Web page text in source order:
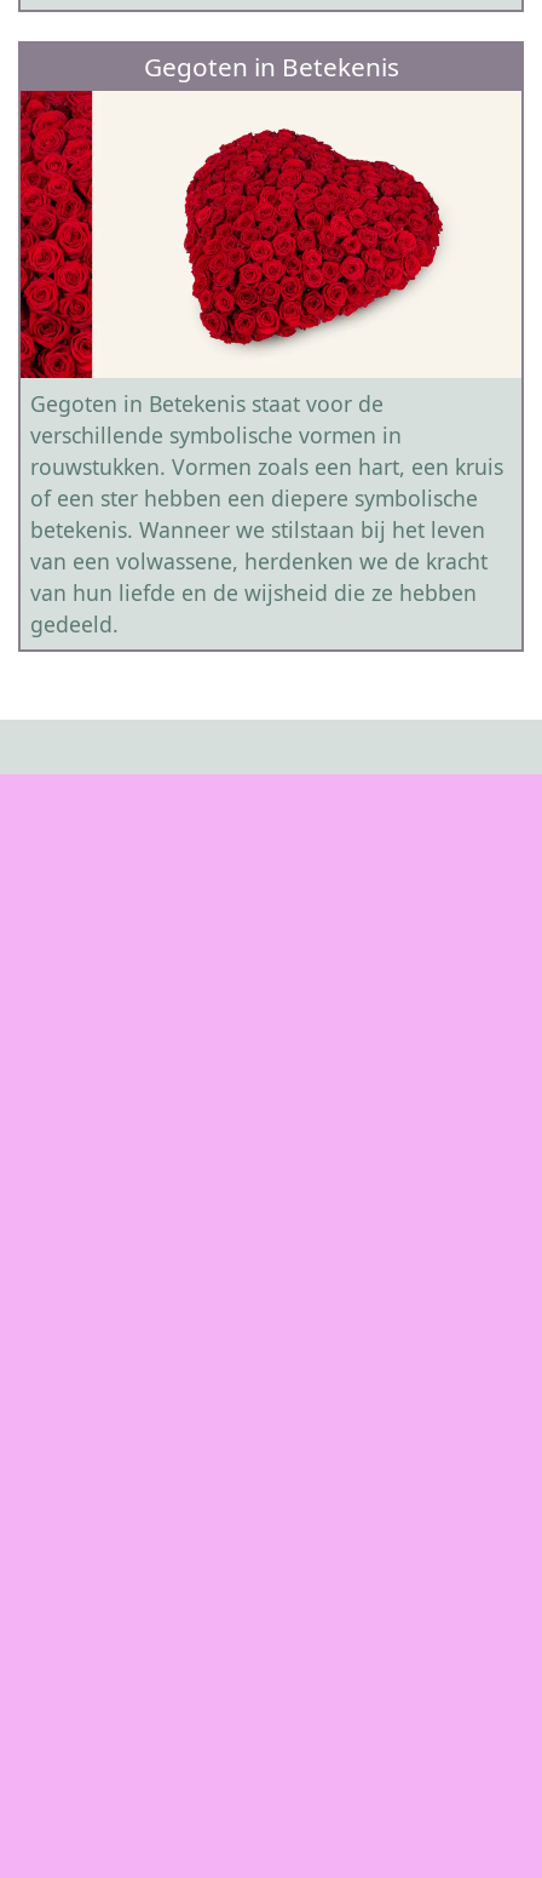
Gegoten in Betekenis
Gegoten in Betekenis staat voor de
verschillende symbolische vormen in
rouwstukken. Vormen zoals een hart, een kruis
of een ster hebben een diepere symbolische
betekenis. Wanneer we stilstaan bij het leven
van een volwassene, herdenken we de kracht
van hun liefde en de wijsheid die ze hebben
gedeeld.